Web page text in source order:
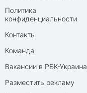
Политика
конфиденциальности
Контакты
Команда
Вакансии в РБК-Украина
Разместить рекламу